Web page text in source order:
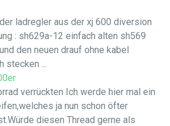
ladregler aus der xj 600 diversion
: sh629a-12 einfach alten sh569
den neuen drauf ohne kabel
stecken ...
verrückten Ich werde hier mal ein
ja nun schon öfter
diesen Thread gerne als